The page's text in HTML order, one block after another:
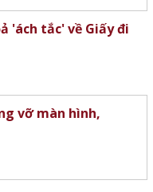
'ách tắc' về Giấy đi
vỡ màn hình,